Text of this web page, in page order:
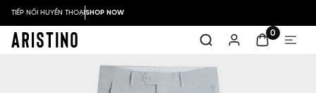
TIẾP NỐI HUYỀN THOẠISHOP NOW
0